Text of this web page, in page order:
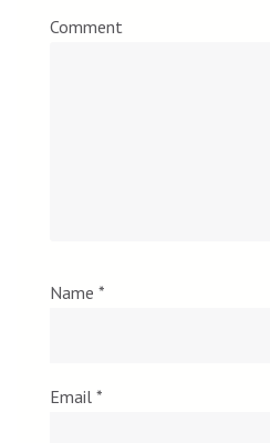
Comment
Name *
Email *